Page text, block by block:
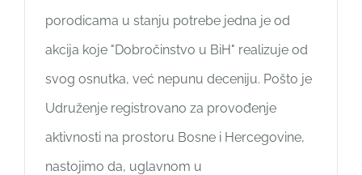
porodicama u stanju potrebe jedna je od
akcija koje "Dobročinstvo u BiH" realizuje od
svog osnutka, već nepunu deceniju. Pošto je
Udruženje registrovano za provođenje
aktivnosti na prostoru Bosne i Hercegovine,
nastojimo da, uglavnom u